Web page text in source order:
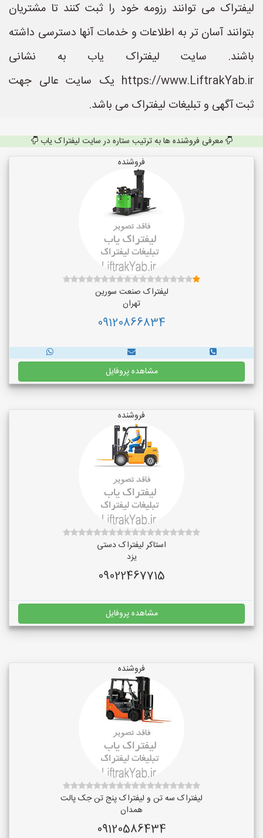
لیفتراک می توانند رزومه خود را ثبت کنند تا مشتریان
بتوانند آسان تر به اطلاعات و خدمات آنها دسترسی داشته
باشند. سایت لیفتراک یاب به نشانی
https://www.LiftrakYab.ir یک سایت عالی جهت
ثبت آگهی و تبلیغات لیفتراک می باشد.
معرفی فروشنده ها به ترتیب ستاره در سایت لیفتراک یاب
فروشنده
لیفتراک صنعت سورین
تهران
09120866834
مشاهده پروفایل
فروشنده
استاکر لیفتراک دستی
یزد
09022467715
مشاهده پروفایل
فروشنده
لیفتراک سه تن و لیفتراک پنج تن جک پالت
همدان
09120586434